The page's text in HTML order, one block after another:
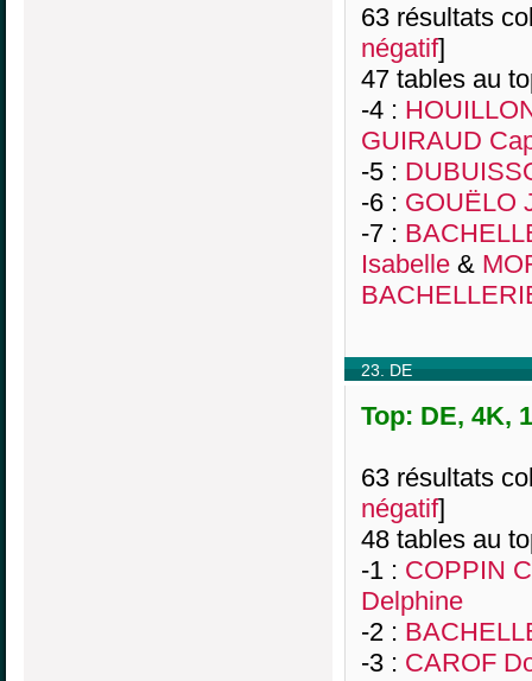
63 résultats
négatif]
47 tables au
-4 :
GUIRAUD
-5 :
-6 : GOUËLO
-7 :
Isabelle &
23. DE
Top: DE, 4K,
63 résultats
négatif]
48 tables au
-1 : COPPIN
Delphine
-2 :
-3 : CAROF